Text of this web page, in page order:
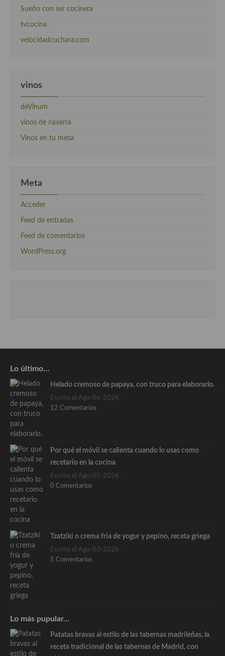
Sueño con ser cocinera
tvcocina
velocidadcuchara.com
vinos
deVinum
vinos de navarra
Vinos en tu mesa
Meta
Acceder
Feed de entradas
Feed de comentarios
WordPress.org
Lo último…
Helado cremoso de papaya, con truco para elaborarlo.
Escrito el Ago-06-2026
12 Comentarios
Por qué el móvil se calienta cuando lo usas como
recetario en la cocina
Escrito el Ago-05-2026
0 Comentarios
Tzatziki o crema fría de yogur y pepino, receta griega
Escrito el Ago-03-2026
5 Comentarios
Lo más pupular…
Patatas bravas al estilo de las tabernas madrileñas, la
receta tradicional de las tabernas de Madrid, con